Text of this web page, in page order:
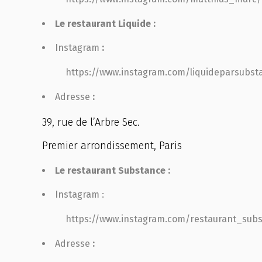
Le restaurant Liquide :
Instagram :
https://www.instagram.com/
Adresse :
39, rue de l’Arbre Sec.
Premier arrondissement, Paris
Le restaurant Substance :
Instagram :
https://www.instagram.com/
Adresse :